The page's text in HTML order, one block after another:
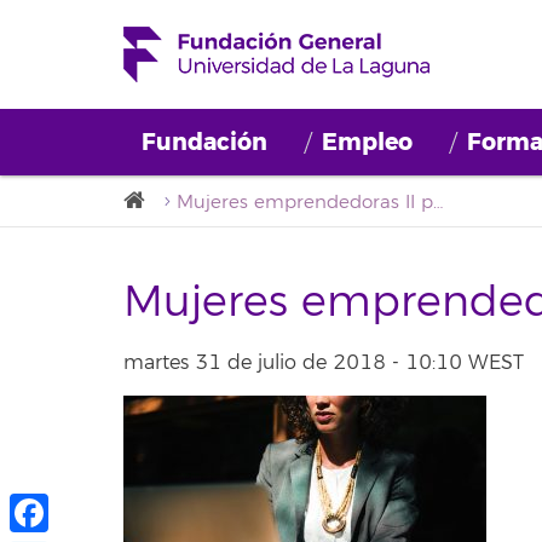
Fundación Empleo
Mujeres emprendedoras II parte
Mujeres
martes 31 de julio de 2018 - 10:10 WEST